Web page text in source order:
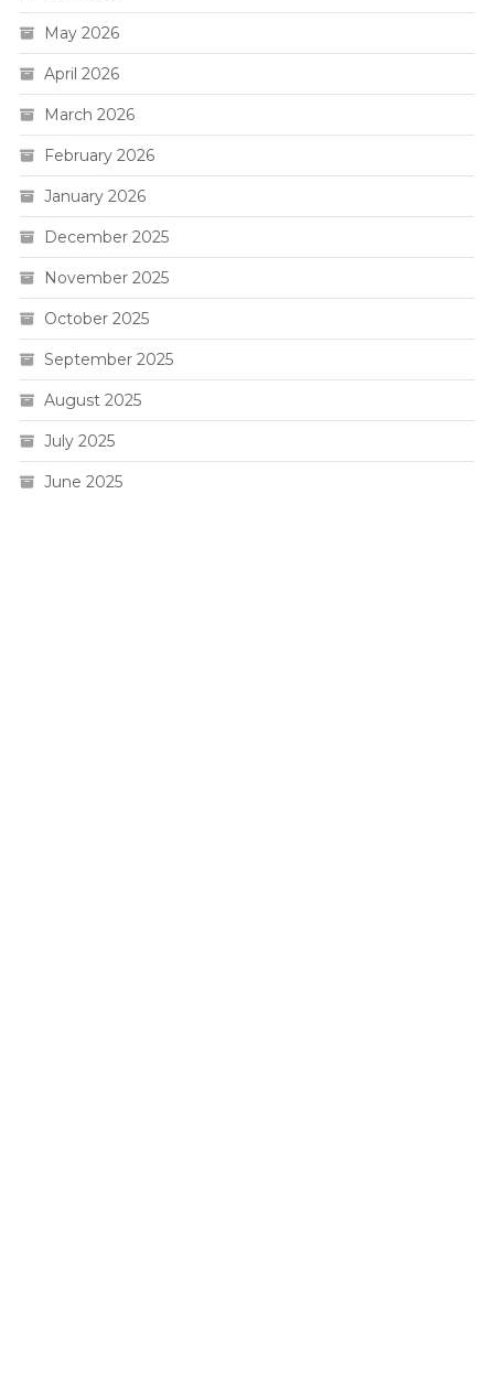
May 2026
April 2026
March 2026
February 2026
January 2026
December 2025
November 2025
October 2025
September 2025
August 2025
July 2025
June 2025